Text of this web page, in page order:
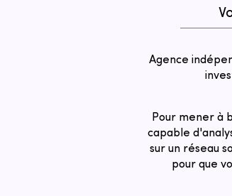
Agence
Pour mener à
capable
sur un réseau
pour que